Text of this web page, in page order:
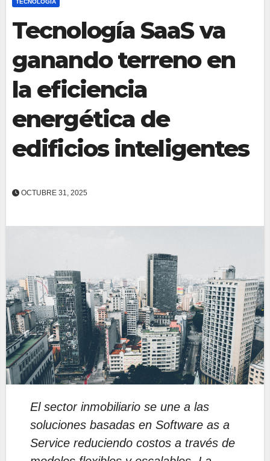
TECNOLOGÍA
Tecnología SaaS va
ganando terreno en
la eficiencia
energética de
edificios inteligentes
OCTUBRE 31, 2025
El sector inmobiliario se une a las
soluciones basadas en Software as a
Service reduciendo costos a través de